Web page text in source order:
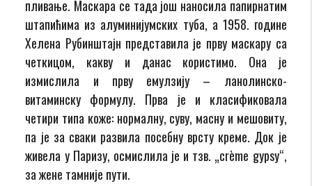
пливање. Маскара се тада још наносила папирнатим
штапићима из алуминијумских туба, а 1958. године
Хелена Рубинштајн представила је прву маскару са
четкицом, какву и данас користимо. Она је
измислила и прву емулзију – ланолинско-
витаминску формулу. Прва је и класификовала
четири типа коже: нормалну, суву, масну и мешовиту,
па је за сваки развила посебну врсту креме. Док је
живела у Паризу, осмислила је и тзв. „crème gypsy“,
за жене тамније пути.